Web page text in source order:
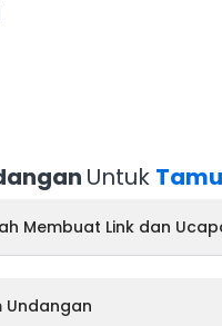
Untuk Tamu
Membuat Link dan
Undangan